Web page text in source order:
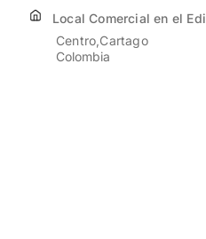
Local Comercial en el
Centro Cartago
Colombia